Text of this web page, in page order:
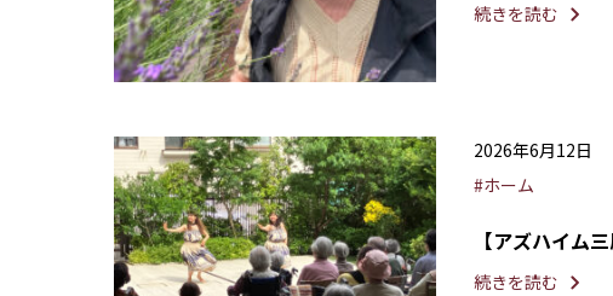
続きを読む
2026年6月12日
#ホーム
【アズハイム
続きを読む